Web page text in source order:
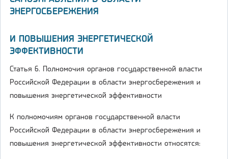
ЭНЕРГОСБЕРЕЖЕНИЯ
И ПОВЫШЕНИЯ ЭНЕРГЕТИЧЕСКОЙ
ЭФФЕКТИВНОСТИ
Статья 6. Полномочия органов государственной власти
Российской Федерации в области энергосбережения и
повышения энергетической эффективности
К полномочиям органов государственной власти
Российской Федерации в области энергосбережения и
повышения энергетической эффективности относятся: